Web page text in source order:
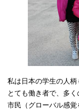
私は日本の学生の人柄
とても働き者で、多
市民（グローバル感